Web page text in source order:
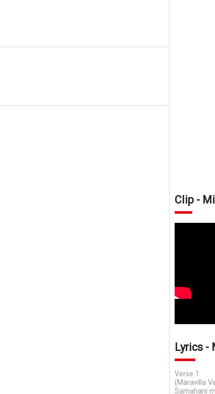
Clip -
Lyrics -
Verse 1
(Maravilla
Samahani